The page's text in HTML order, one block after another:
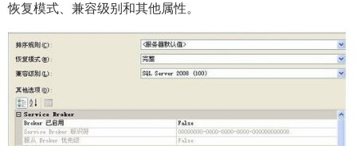
恢复模式、兼容级别和其他属性。